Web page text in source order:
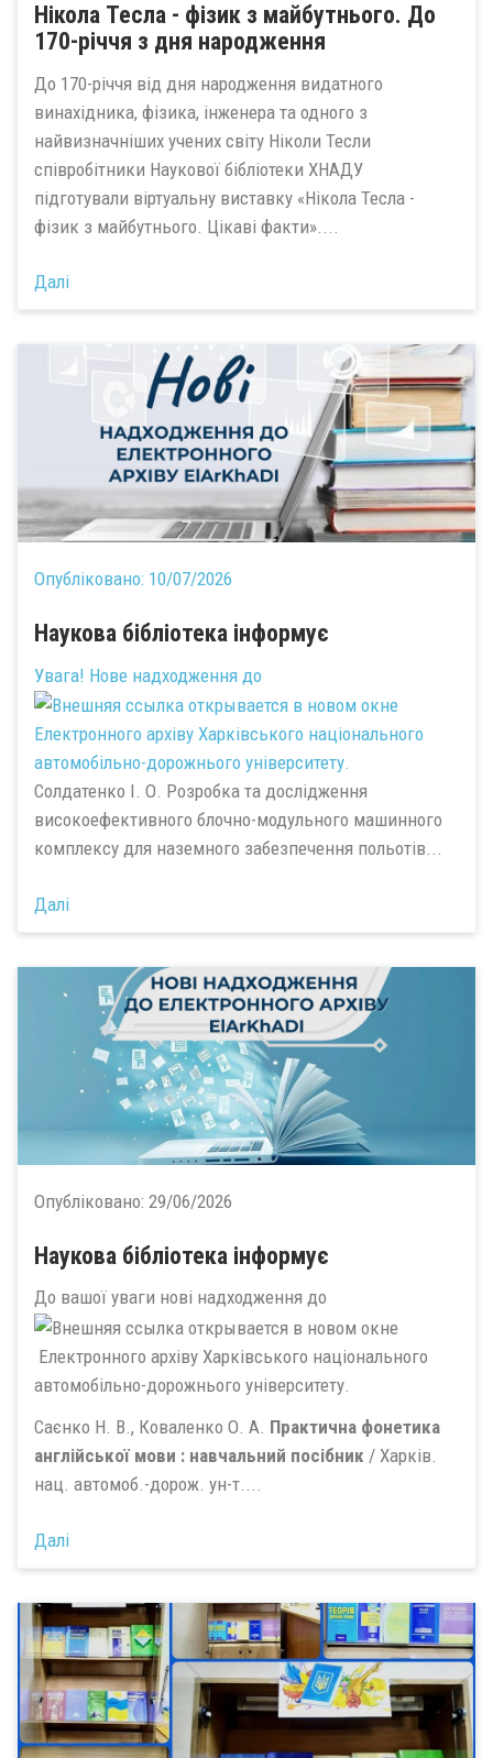
Нікола Тесла - фізик з майбутнього. До
170-річчя з дня народження
До 170-річчя від дня народження видатного
винахідника, фізика, інженера та одного з
найвизначніших учених світу Ніколи Тесли
співробітники Наукової бібліотеки ХНАДУ
підготували віртуальну виставку «Нікола Тесла -
фізик з майбутнього. Цікаві факти»....
Далі
Опубліковано: 10/07/2026
Наукова бібліотека інформує
Увага! Нове надходження до
Електронного архіву Харківського національного
автомобільно-дорожнього університету.
Солдатенко І. О. Розробка та дослідження
високоефективного блочно-модульного машинного
комплексу для наземного забезпечення польотів...
Далі
Опубліковано: 29/06/2026
Наукова бібліотека інформує
До вашої уваги нові надходження до
Електронного архіву Харківського національного
автомобільно-дорожнього університету.
Саєнко Н. В., Коваленко О. А. Практична фонетика
англійської мови : навчальний посібник / Харків.
нац. автомоб.-дорож. ун-т....
Далі